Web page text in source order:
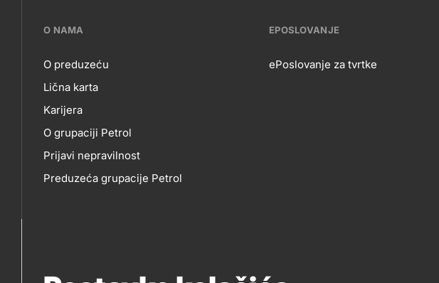
???
petrol-
skupno.footer-
title???
O NAMA
O
NAMA
O preduzeću
Lična karta
Karijera
O grupaciji Petrol
Prijavi nepravilnost
Preduzeća grupacije Petrol
EPOSLOVANJE
ePoslovanje za tvrtke